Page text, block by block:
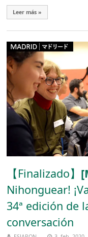
Leer más »
【Finalizado】
Nihonguear!
34ª edición de
conversación